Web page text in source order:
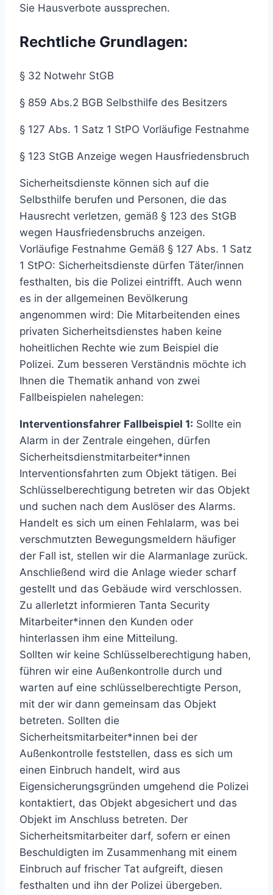
Sie Hausverbote aussprechen.
Rechtliche Grundlagen:
§ 32 Notwehr StGB
§ 859 Abs.2 BGB Selbsthilfe des Besitzers
§ 127 Abs. 1 Satz 1 StPO Vorläufige Festnahme
§ 123 StGB Anzeige wegen Hausfriedensbruch
Sicherheitsdienste können sich auf die
Selbsthilfe berufen und Personen, die das
Hausrecht verletzen, gemäß § 123 des StGB
wegen Hausfriedensbruchs anzeigen.
Vorläufige Festnahme Gemäß § 127 Abs. 1 Satz
1 StPO: Sicherheitsdienste dürfen Täter/innen
festhalten, bis die Polizei eintrifft. Auch wenn
es in der allgemeinen Bevölkerung
angenommen wird: Die Mitarbeitenden eines
privaten Sicherheitsdienstes haben keine
hoheitlichen Rechte wie zum Beispiel die
Polizei. Zum besseren Verständnis möchte ich
Ihnen die Thematik anhand von zwei
Fallbeispielen nahelegen:
Interventionsfahrer Fallbeispiel 1: Sollte ein
Alarm in der Zentrale eingehen, dürfen
Sicherheitsdienstmitarbeiter*innen
Interventionsfahrten zum Objekt tätigen. Bei
Schlüsselberechtigung betreten wir das Objekt
und suchen nach dem Auslöser des Alarms.
Handelt es sich um einen Fehlalarm, was bei
verschmutzten Bewegungsmeldern häufiger
der Fall ist, stellen wir die Alarmanlage zurück.
Anschließend wird die Anlage wieder scharf
gestellt und das Gebäude wird verschlossen.
Zu allerletzt informieren Tanta Security
Mitarbeiter*innen den Kunden oder
hinterlassen ihm eine Mitteilung.
Sollten wir keine Schlüsselberechtigung haben,
führen wir eine Außenkontrolle durch und
warten auf eine schlüsselberechtigte Person,
mit der wir dann gemeinsam das Objekt
betreten. Sollten die
Sicherheitsmitarbeiter*innen bei der
Außenkontrolle feststellen, dass es sich um
einen Einbruch handelt, wird aus
Eigensicherungsgründen umgehend die Polizei
kontaktiert, das Objekt abgesichert und das
Objekt im Anschluss betreten. Der
Sicherheitsmitarbeiter darf, sofern er einen
Beschuldigten im Zusammenhang mit einem
Einbruch auf frischer Tat aufgreift, diesen
festhalten und ihn der Polizei übergeben.